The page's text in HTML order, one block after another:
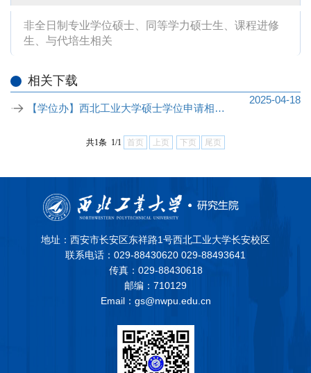
非全日制专业学位硕士、同等学力硕士生、课程进修
生、与代培生相关
相关下载
【学位办】西北工业大学硕士学位申请相关
2025-04-18
共1条 1/1 首页 上页 下页 尾页
地址：西安市长安区东祥路1号西北工业大学长安校区
联系电话：029-88430620 029-88493641
传真：029-88430618
邮编：710129
Email：gs@nwpu.edu.cn